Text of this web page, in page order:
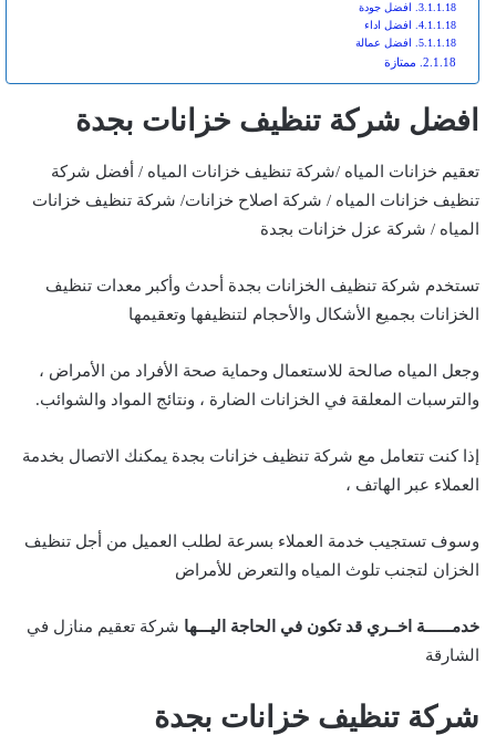
افضل جودة
افضل اداء
افضل عمالة
ممتازة
افضل شركة تنظيف خزانات بجدة
تعقيم خزانات المياه /شركة تنظيف خزانات المياه / أفضل شركة
تنظيف خزانات المياه / شركة اصلاح خزانات/ شركة تنظيف خزانات
المياه / شركة عزل خزانات بجدة
تستخدم شركة تنظيف الخزانات بجدة أحدث وأكبر معدات تنظيف
الخزانات بجميع الأشكال والأحجام لتنظيفها وتعقيمها
وجعل المياه صالحة للاستعمال وحماية صحة الأفراد من الأمراض ،
والترسبات المعلقة في الخزانات الضارة ، ونتائج المواد والشوائب.
إذا كنت تتعامل مع شركة تنظيف خزانات بجدة يمكنك الاتصال بخدمة
العملاء عبر الهاتف ،
وسوف تستجيب خدمة العملاء بسرعة لطلب العميل من أجل تنظيف
الخزان لتجنب تلوث المياه والتعرض للأمراض
خدمــــــة اخــري قد تكون في الحاجة اليـــها شركة تعقيم منازل في
الشارقة
شركة تنظيف خزانات بجدة